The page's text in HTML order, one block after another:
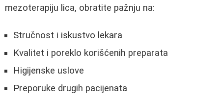
mezoterapiju lica, obratite pažnju na:
Stručnost i iskustvo lekara
Kvalitet i poreklo korišćenih preparata
Higijenske uslove
Preporuke drugih pacijenata